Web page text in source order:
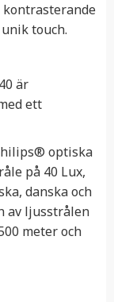
kontrasterande
touch.
är
ett
optiska
på 40 Lux,
danska och
av ljusstrålen
meter och